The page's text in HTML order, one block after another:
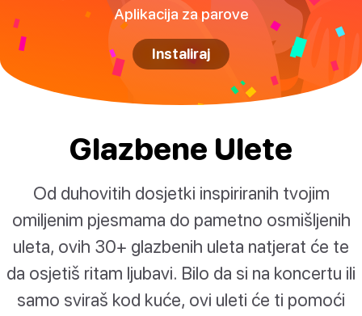
Aplikacija za parove
Instaliraj
Glazbene Ulete
Od duhovitih dosjetki inspiriranih tvojim
omiljenim pjesmama do pametno osmišljenih
uleta, ovih 30+ glazbenih uleta natjerat će te
da osjetiš ritam ljubavi. Bilo da si na koncertu ili
samo sviraš kod kuće, ovi uleti će ti pomoći